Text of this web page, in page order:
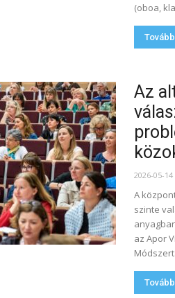
(oboa,
Tovább
Az
2026-05-14
A
szinte
az Apor
Tovább